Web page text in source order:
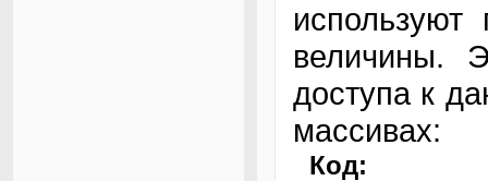
используют
величины.
доступа к
массивах:
Код: